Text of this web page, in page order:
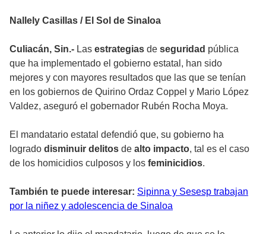
Nallely Casillas / El Sol de Sinaloa
Culiacán, Sin.- Las estrategias de seguridad pública
que ha implementado el gobierno estatal, han sido
mejores y con mayores resultados que las que se tenían
en los gobiernos de Quirino Ordaz Coppel y Mario López
Valdez, aseguró el gobernador Rubén Rocha Moya.
El mandatario estatal defendió que, su gobierno ha
logrado disminuir delitos de alto impacto, tal es el caso
de los homicidios culposos y los feminicidios.
También te puede interesar: Sipinna y Sesesp trabajan
por la niñez y adolescencia de Sinaloa